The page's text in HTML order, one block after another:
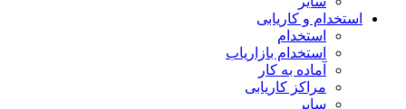
استخدام و کاریابی
استخدام
استخدام بازاریاب
آماده به کار
مراکز کاریابی
سایر